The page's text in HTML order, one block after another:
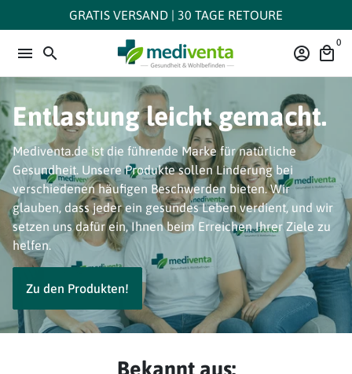
zum
Inhalt
GRATIS VERSAND | 30 TAGE RETOURE
menu search account_circle local_mall
0
Entlastung leicht gemacht.
Mediventa.de ist die führende Marke für natürliche
Gesundheit. Unsere Produkte sollen Linderung bei
verschiedenen häufigen Beschwerden bieten. Wir
glauben, dass jeder ein gesundes Leben verdient, und wir
setzen uns dafür ein, Ihnen beim Erreichen Ihrer Ziele zu
helfen.
Zu den Produkten!
Bekannt aus: